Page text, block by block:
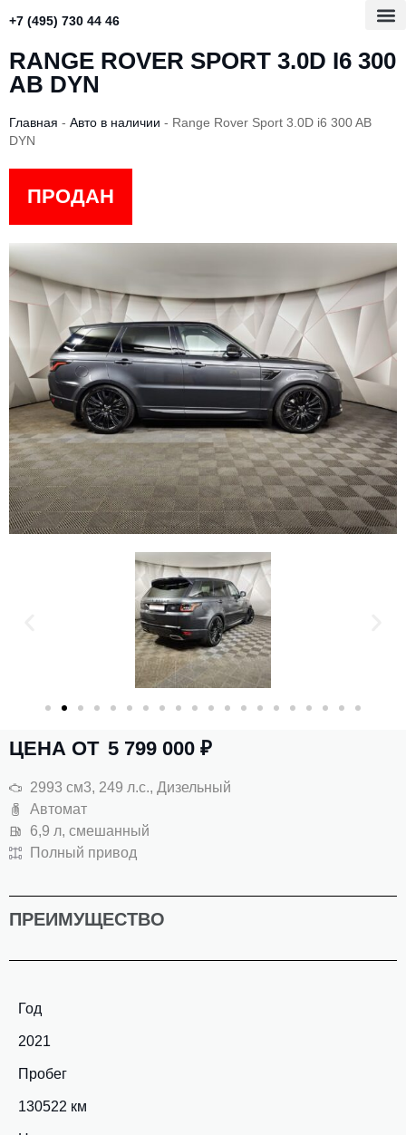
+7 (495) 730 44 46
RANGE ROVER SPORT 3.0D I6 300
AB DYN
Главная - Авто в наличии - Range Rover Sport 3.0D i6 300 AB
DYN
ПРОДАН
ЦЕНА ОТ 5 799 000 ₽
2993 см3, 249 л.с., Дизельный
Автомат
6,9 л, смешанный
Полный привод
ПРЕИМУЩЕСТВО
Год
2021
Пробег
130522 км